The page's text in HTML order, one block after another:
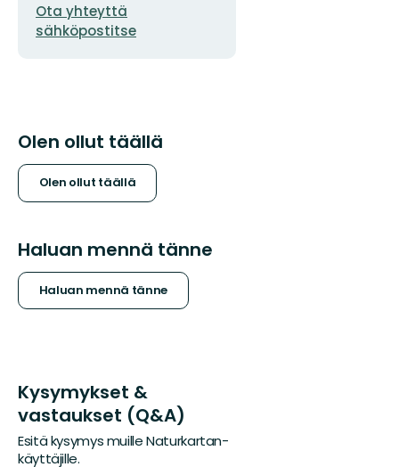
Ota yhteyttä
sähköpostitse
Olen ollut täällä
Olen ollut täällä
Haluan mennä tänne
Haluan mennä tänne
Kysymykset &
vastaukset (Q&A)
Esitä kysymys muille Naturkartan-
käyttäjille.